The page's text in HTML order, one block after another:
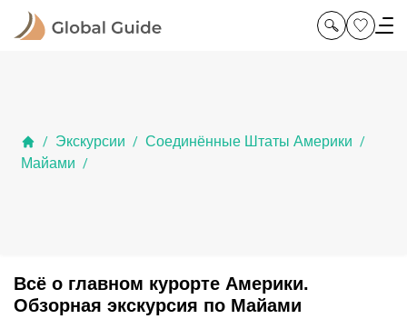
/ Экскурсии / Соединённые Штаты Америки /
Майами /
Всё о главном курорте Америки.
Обзорная экскурсия по Майами